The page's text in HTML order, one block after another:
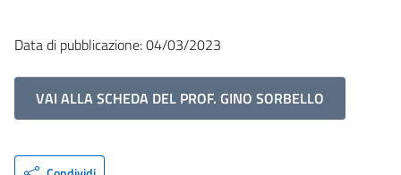
Data di pubblicazione: 04/03/2023
VAI ALLA SCHEDA DEL PROF. GINO SORBELLO